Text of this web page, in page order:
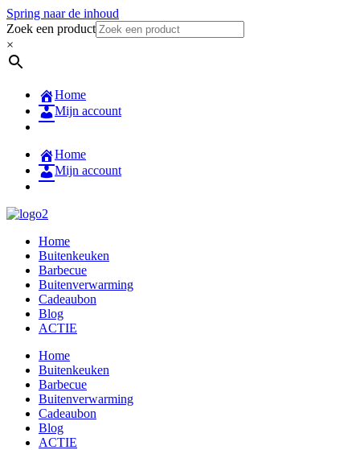
Spring naar de inhoud
Zoek een product
×
Home
Mijn account
Home
Mijn account
Home
Buitenkeuken
Barbecue
Buitenverwarming
Cadeaubon
Blog
ACTIE
Home
Buitenkeuken
Barbecue
Buitenverwarming
Cadeaubon
Blog
ACTIE